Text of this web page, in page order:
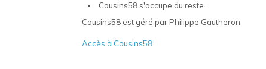
Cousins58 s'occupe du reste.
Cousins58 est géré par Philippe Gautheron
Accès à Cousins58